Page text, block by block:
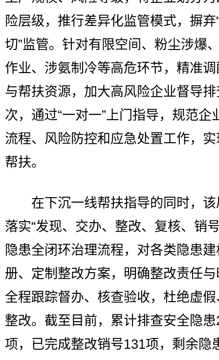
险层级，推行差异化监管模式，摒弃
切”监管。针对有限空间、粉尘涉爆
作业、涉氨制冷等高危环节，精准
与帮扶资源，加大高风险企业督导
次，通过“一对一”上门指导，规范企
流程、风险防控和应急处置工作，
帮扶。
在下沉一线帮扶指导的同时，该
落实“发现、交办、整改、复核、销
隐患全闭环治理流程，对各类隐患
册、定制整改方案，明确整改责任
全程跟踪督办、核查验收，杜绝虚
整改。截至目前，累计排查安全隐
项，已完成整改销号131项，剩余隐